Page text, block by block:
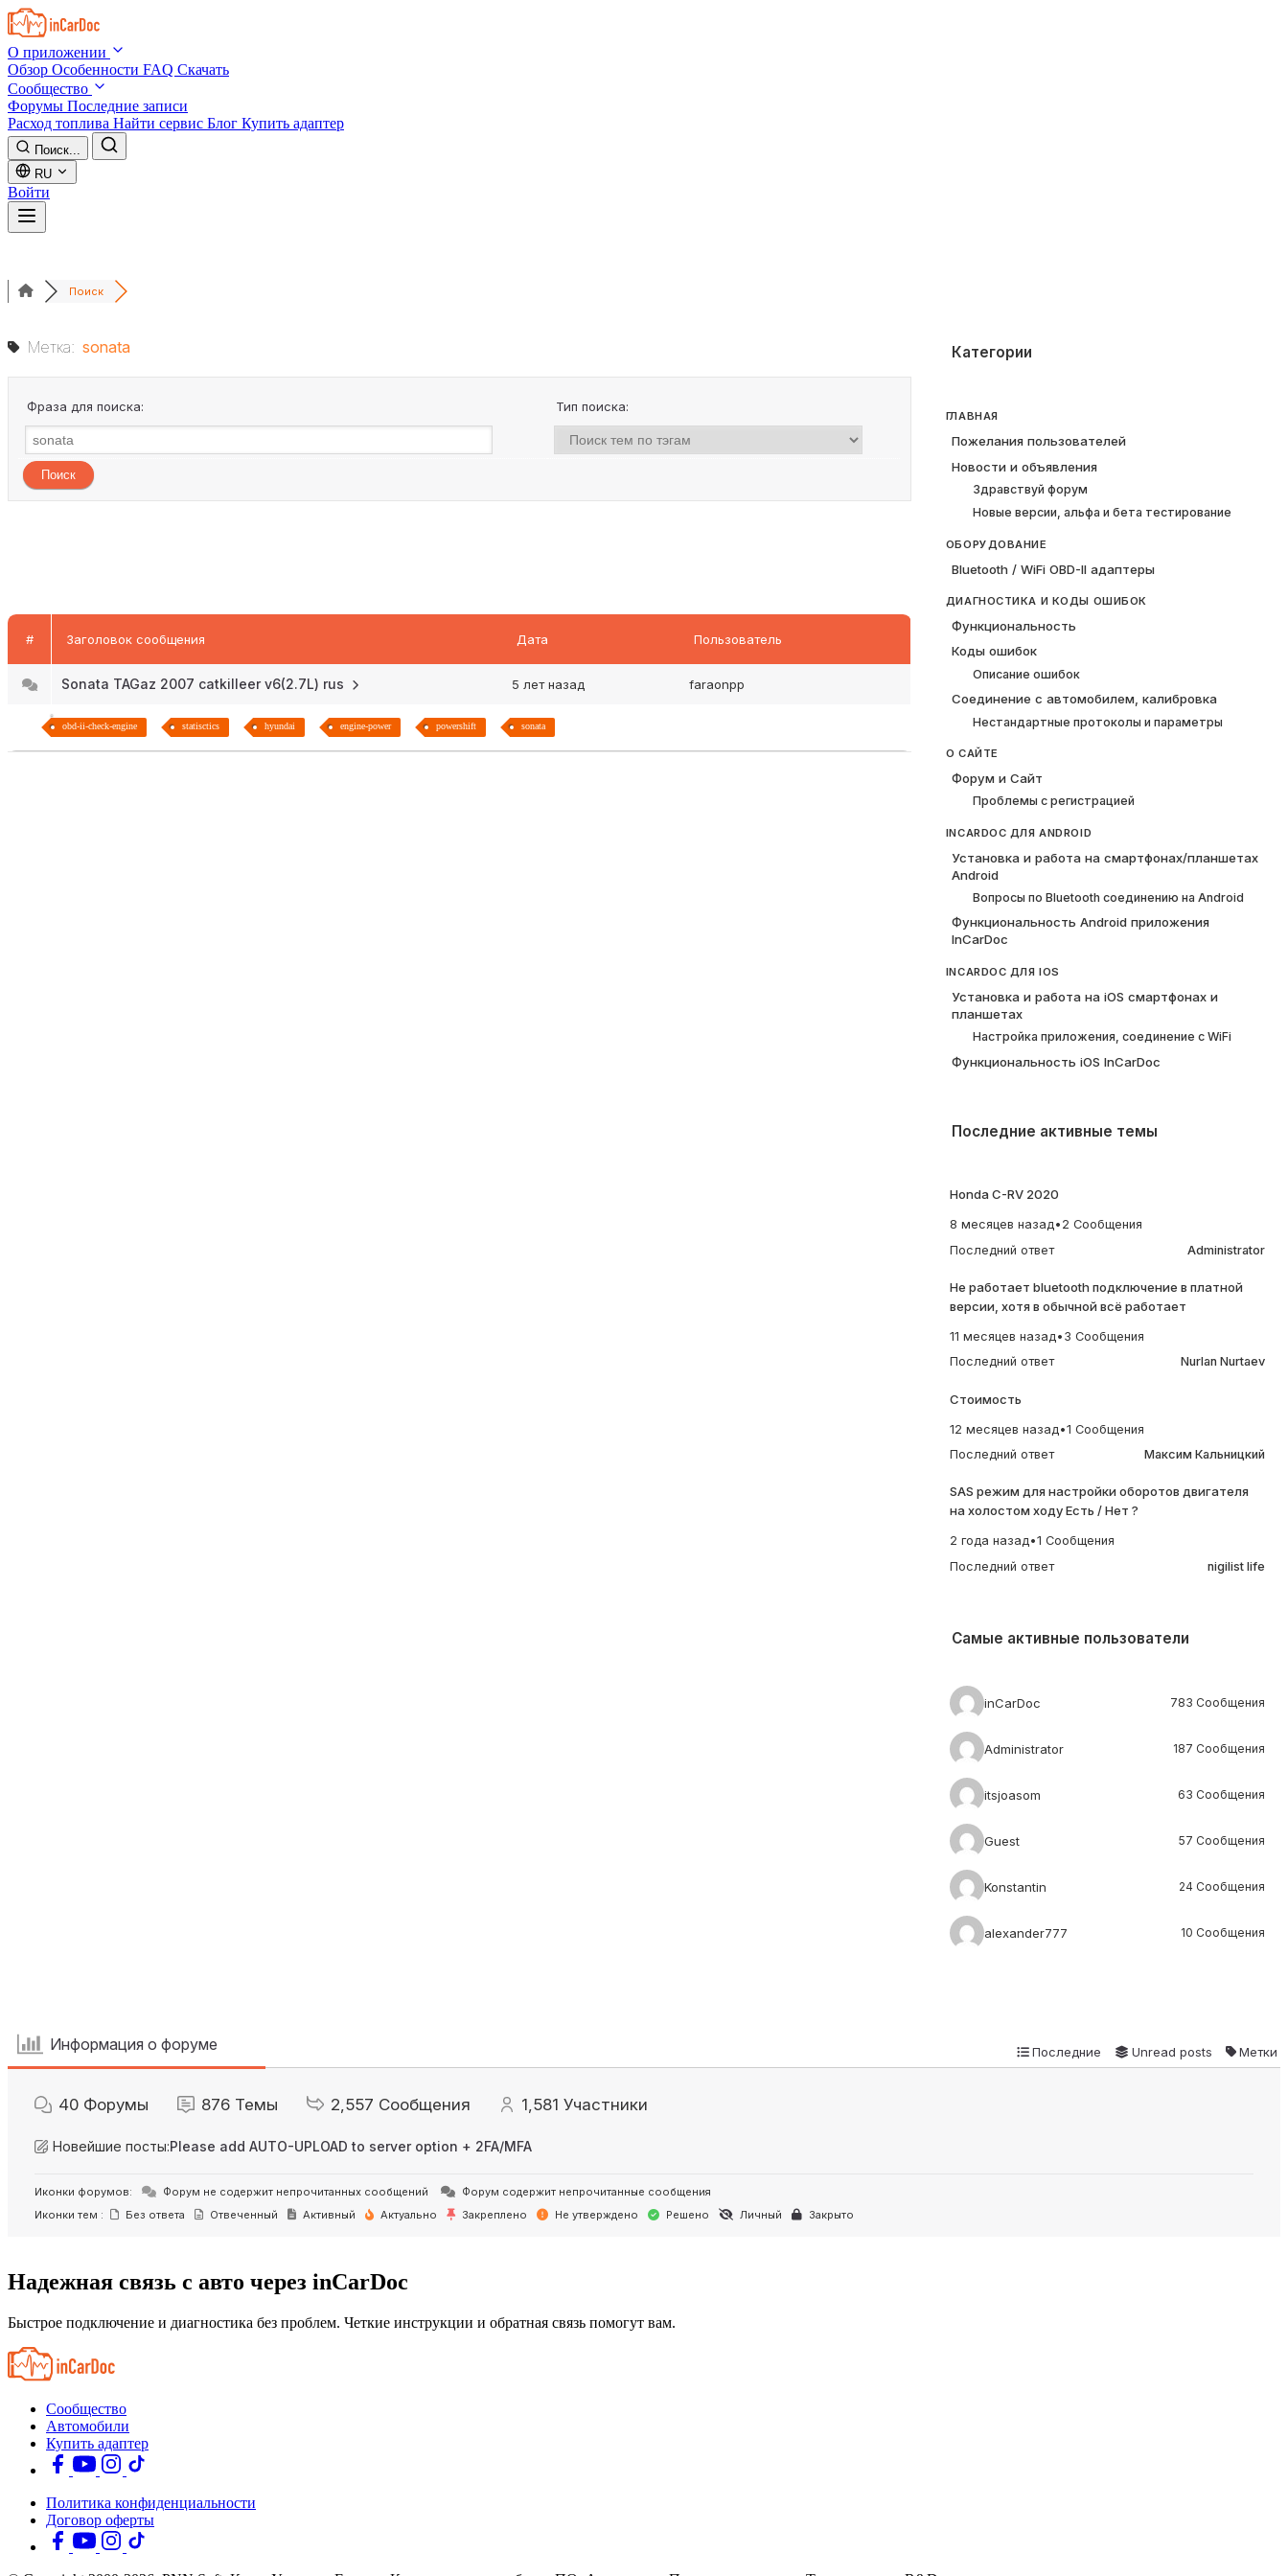
Skip to main content
О приложении
Обзор Особенности FAQ Скачать
Сообщество
Форумы Последние записи
Расход топлива Найти сервис Блог Купить адаптер
Поиск...
RU
Войти
Поиск
Метка: sonata
Фраза для поиска: Тип поиска:
# Заголовок сообщения Дата Пользователь
Sonata TAGaz 2007 catkilleer v6(2.7L) rus 5 лет назад faraonpp
obd-ii-check-engine statisctics hyundai engine-power powershift sonata
Категории
ГЛАВНАЯ
Пожелания пользователей
Новости и объявления
Здравствуй форум
Новые версии, альфа и бета тестирование
ОБОРУДОВАНИЕ
Bluetooth / WiFi OBD-II адаптеры
ДИАГНОСТИКА И КОДЫ ОШИБОК
Функциональность
Коды ошибок
Описание ошибок
Соединение с автомобилем, калибровка
Нестандартные протоколы и параметры
О САЙТЕ
Форум и Сайт
Проблемы с регистрацией
INCARDOC ДЛЯ ANDROID
Установка и работа на смартфонах/планшетах
Android
Вопросы по Bluetooth соединению на Android
Функциональность Android приложения
InCarDoc
INCARDOC ДЛЯ IOS
Установка и работа на iOS смартфонах и
планшетах
Настройка приложения, соединение с WiFi
Функциональность iOS InCarDoc
Последние активные темы
Honda C-RV 2020
8 месяцев назад• 2 Сообщения
Последний ответ
Administrator
Не работает bluetooth подключение в платной
версии, хотя в обычной всё работает
11 месяцев назад • 3 Сообщения
Последний ответ
Nurlan Nurtaev
Стоимость
12 месяцев назад •1 Сообщения
Последний ответ
Максим Кальницкий
SAS режим для настройки оборотов двигателя
на холостом ходу Есть / Нет ?
2 года назад•1 Сообщения
Последний ответ
nigilist life
Самые активные пользователи
inCarDoc 783 Сообщения
Administrator 187 Сообщения
itsjoasom 63 Сообщения
Guest 57 Сообщения
Konstantin 24 Сообщения
alexander777 10 Сообщения
Информация о форуме Последние Unread posts Метки
40 Форумы 876 Темы 2,557 Сообщения 1,581 Участники
Новейшие посты:Please add AUTO-UPLOAD to server option + 2FA/MFA
Иконки форумов: Форум не содержит непрочитанных сообщений
Форум содержит непрочитанные сообщения
Иконки тем :
Без ответа Отвеченный Активный Актуально Закреплено Не утверждено Решено Личный Закрыто
Надежная связь с авто через inCarDoc
Быстрое подключение и диагностика без проблем. Четкие инструкции и обратная связь помогут вам.
Сообщество
Автомобили
Купить адаптер
Политика конфиденциальности
Договор оферты